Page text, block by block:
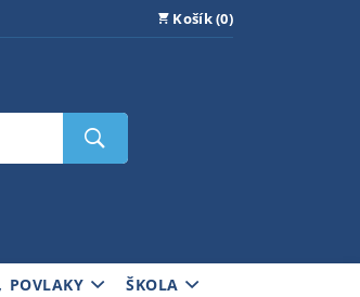
Košík (0)
POVLAKY ŠKOLA